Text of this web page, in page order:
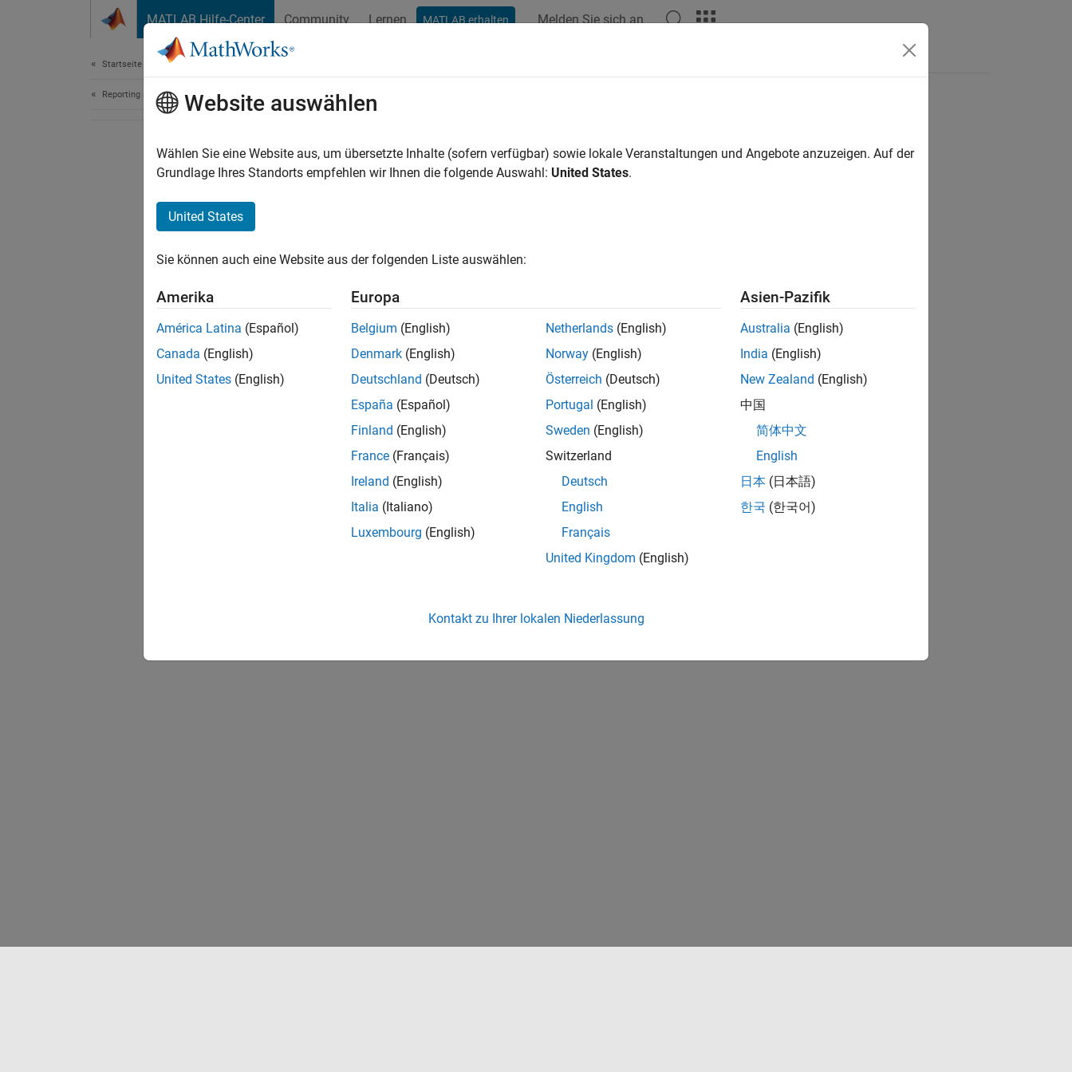
MATLAB Hilfe-Center Community Lernen MATLAB erhalten Melden Sie sich an
Startseite der Dokumentation
Reporting and Database Access
How useful was this information?
Website auswählen
Wählen Sie eine Website aus, um übersetzte Inhalte (sofern verfügbar) sowie lokale Veranstaltungen und Angebote anzuzeigen. Auf der
Grundlage Ihres Standorts empfehlen wir Ihnen die folgende Auswahl: United States.
United States
Sie können auch eine Website aus der folgenden Liste auswählen:
Amerika
América Latina (Español)
Canada (English)
United States (English)
Europa
Belgium (English)
Denmark (English)
Deutschland (Deutsch)
España (Español)
Finland (English)
France (Français)
Ireland (English)
Italia (Italiano)
Luxembourg (English)
Netherlands (English)
Norway (English)
Österreich (Deutsch)
Portugal (English)
Sweden (English)
Switzerland
Deutsch
English
Français
United Kingdom (English)
Asien-Pazifik
Australia (English)
India (English)
New Zealand (English)
中国
简体中文
English
日本 (日本語)
한국 (한국어)
Kontakt zu Ihrer lokalen Niederlassung